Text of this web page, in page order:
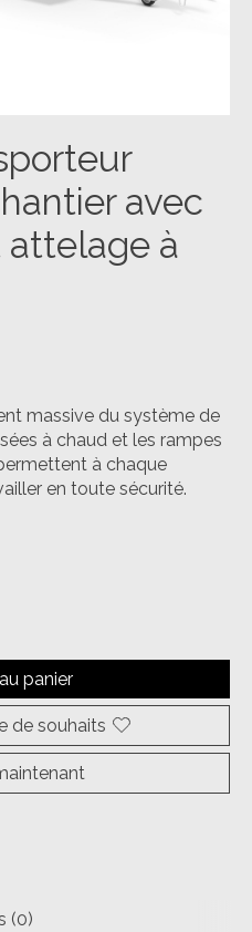
avec
attelage à
massive du système de
à chaud et les rampes
à chaque
en toute sécurité.
panier
de souhaits
(0)